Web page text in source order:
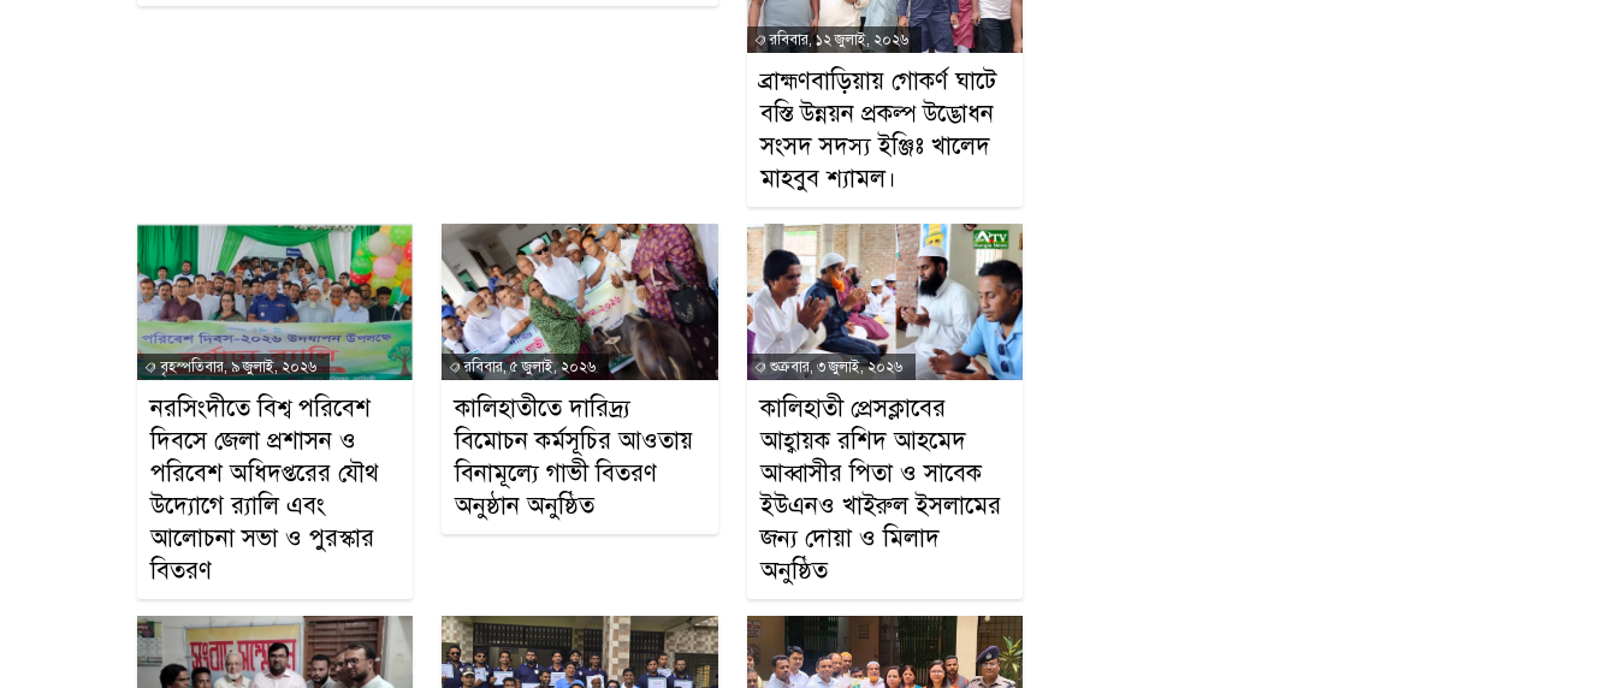
রবিবার, ১২ জুলাই, ২০২৬
ব্রাহ্মণবাড়িয়ায় গোকর্ণ ঘাটে
বস্তি উন্নয়ন প্রকল্প উদ্ভোধন
সংসদ সদস্য ইঞ্জিঃ খালেদ
মাহবুব শ্যামল।
বৃহস্পতিবার, ৯ জুলাই, ২০২৬
নরসিংদীতে বিশ্ব পরিবেশ
দিবসে জেলা প্রশাসন ও
পরিবেশ অধিদপ্তরের যৌথ
উদ্যোগে র‍্যালি এবং
আলোচনা সভা ও পুরস্কার
বিতরণ
রবিবার, ৫ জুলাই, ২০২৬
কালিহাতীতে দারিদ্র্য
বিমোচন কর্মসূচির আওতায়
বিনামূল্যে গাভী বিতরণ
অনুষ্ঠান অনুষ্ঠিত
শুক্রবার, ৩ জুলাই, ২০২৬
কালিহাতী প্রেসক্লাবের
আহ্বায়ক রশিদ আহমেদ
আব্বাসীর পিতা ও সাবেক
ইউএনও খাইরুল ইসলামের
জন্য দোয়া ও মিলাদ
অনুষ্ঠিত